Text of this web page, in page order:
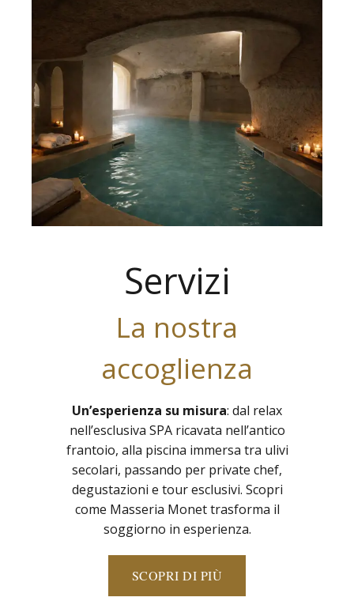
Servizi
La nostra
accoglienza
Un’esperienza su misura: dal relax
nell’esclusiva SPA ricavata nell’antico
frantoio, alla piscina immersa tra ulivi
secolari, passando per private chef,
degustazioni e tour esclusivi. Scopri
come Masseria Monet trasforma il
soggiorno in esperienza.
SCOPRI DI PIÙ